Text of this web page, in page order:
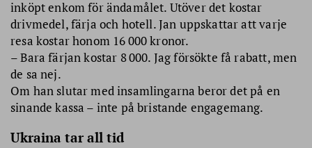
inköpt enkom för ändamålet. Utöver det kostar
drivmedel, färja och hotell. Jan uppskattar att varje
resa kostar honom 16 000 kronor.
– Bara färjan kostar 8 000. Jag försökte få rabatt, men
de sa nej.
Om han slutar med insamlingarna beror det på en
sinande kassa – inte på bristande engagemang.
Ukraina tar all tid